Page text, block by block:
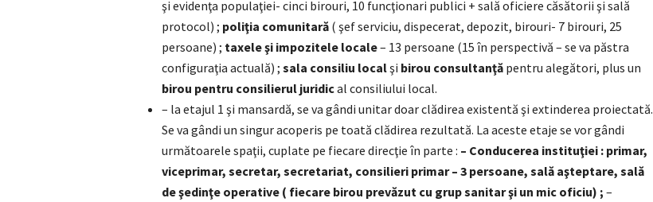
şi evidenţa populaţiei- cinci birouri, 10 funcţionari publici + sală oficiere căsătorii şi sală
protocol) ; poliţia comunitară ( şef serviciu, dispecerat, depozit, birouri- 7 birouri, 25
persoane) ; taxele şi impozitele locale– 13 persoane (15 în perspectivă – se va păstra
configuraţia actuală) ; sala consiliu localşi birou consultanţă pentru alegători, plus un
birou pentru consilierul juridical consiliului local.
– la etajul 1 şi mansardă, se va gândi unitar doar clădirea existentă şi extinderea proiectată.
Se va gândi un singur acoperis pe toată clădirea rezultată. La aceste etaje se vor gândi
următoarele spaţii, cuplate pe fiecare direcţie în parte : – Conducerea instituţiei : primar,
viceprimar, secretar, secretariat, consilieri primar – 3 persoane, sală aşteptare, sală
de şedinţe operative ( fiecare birou prevăzut cu grup sanitar şi un mic oficiu) ; –